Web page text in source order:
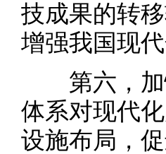
技成果的转
增强我国现
第六，加
体系对现代
设施布局，